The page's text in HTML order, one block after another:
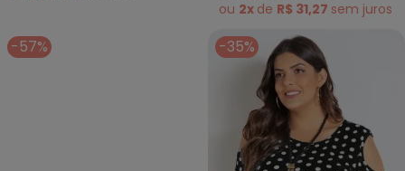
(Terracota)
ou 2x de R$ 31,27 semjuros
-57% -35%